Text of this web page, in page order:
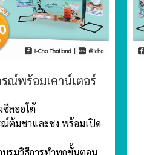
ณ์พร้อมเคาน์เตอร์
ซีลออโต้
ต้มชาและชง พร้อมเปิด
รมวิธีการทำทุกขั้นตอน